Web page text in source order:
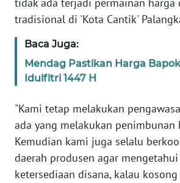
tidak ada terjadi permainan harga
tradisional di 'Kota Cantik'
Baca Juga:
Mendag Pastikan Harga
Idulfitri 1447 H
"Kami tetap melakukan
ada yang melakukan penimbunan
Kemudian kami juga selalu
daerah produsen agar
ketersediaan disana, kalau
PAPUA
WN
PAPUA
BARAT
RIAU
WN
SERAMBI